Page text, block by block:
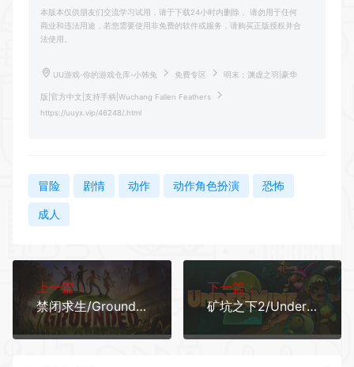
本版本仅供朋友们交流学习试用，请于下载24小时内删除， 请勿用于任何
商业和违法用途，若您需要使用非免费的软件或服务，请购买正版授权并合
法使用。
UU游戏-你的游戏仓库-小韩兔 免费专区 明末：渊虚之羽|豪华
版|官方中文|支持手柄|Wuchang Fallen Feathers
https://uuyx.vip/46248/.html
冒险 剧情 动作 动作角色扮演 恐怖
成人
上一篇：
禁闭求生/Grounded 单机/支持网络联机 （更新v1.4.7.4815 单机/网络联机）
下一篇：
矿坑之下2/UnderMine 2 单机/同屏双人